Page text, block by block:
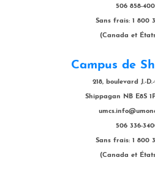
506 858-
Sans frais: 1 800
(Canada et
Campus de
218, boulevard J.-
Shippagan NB E8S
506 336-
Sans frais: 1 800
(Canada et